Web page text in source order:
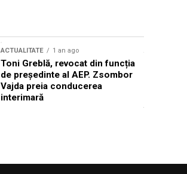
ACTUALITATE 1 an ago
Toni Greblă, revocat din funcția
de președinte al AEP. Zsombor
Vajda preia conducerea
interimară